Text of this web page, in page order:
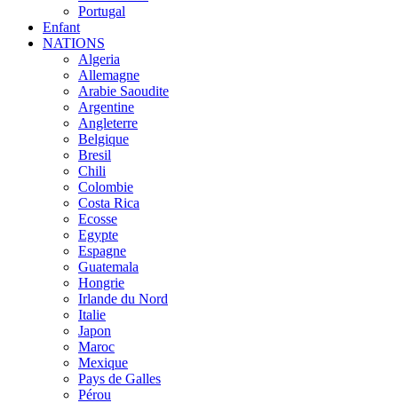
Portugal
Enfant
NATIONS
Algeria
Allemagne
Arabie Saoudite
Argentine
Angleterre
Belgique
Bresil
Chili
Colombie
Costa Rica
Ecosse
Egypte
Espagne
Guatemala
Hongrie
Irlande du Nord
Italie
Japon
Maroc
Mexique
Pays de Galles
Pérou